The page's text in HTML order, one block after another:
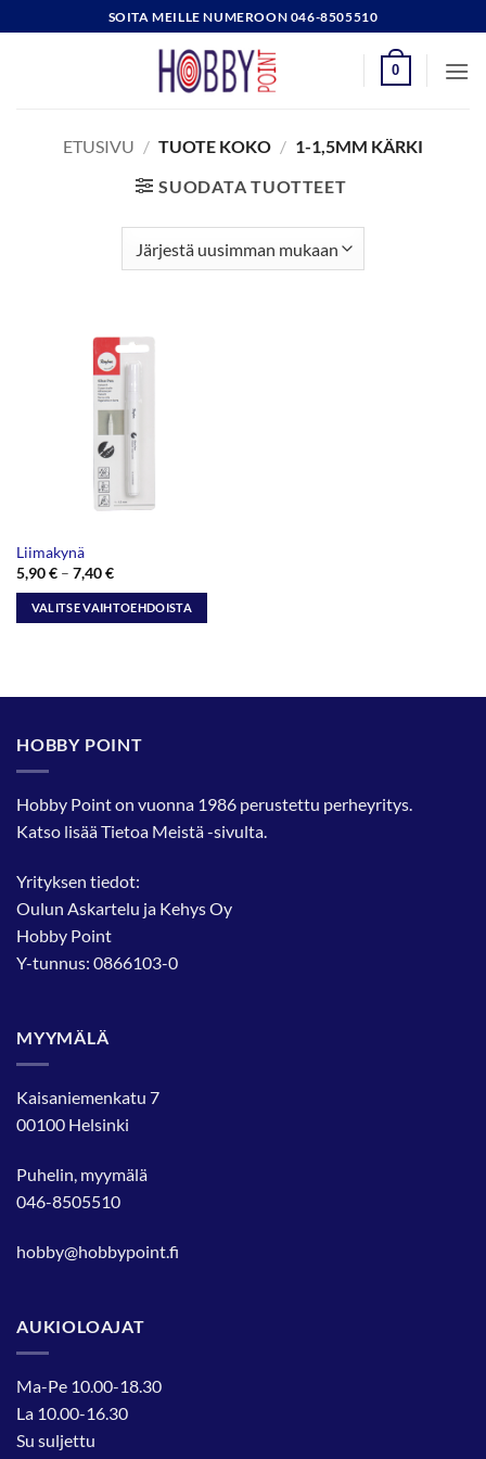
to
SOITA MEILLE NUMEROON 046-8505510
0
ETUSIVU / TUOTE KOKO / 1-1,5MM KÄRKI
SUODATA TUOTTEET
Liimakynä
5,90€ – 7,40€Hintaluokka:
-
7,40 €
VALITSE VAIHTOEHDOISTA
useampi
Voit
tehdä
tuotteen
sivulla.
HOBBY POINT
Hobby Point on vuonna 1986 perustettu perheyritys.
Katso lisääTietoa Meistä-sivulta.
Yrityksen tiedot:
Oulun Askartelu ja Kehys Oy
Hobby Point
Y-tunnus: 0866103-0
MYYMÄLÄ
Kaisaniemenkatu 7
00100 Helsinki
Puhelin, myymälä
046-8505510
hobby@hobbypoint.fi
AUKIOLOAJAT
Ma-Pe 10.00-18.30
La 10.00-16.30
Su suljettu